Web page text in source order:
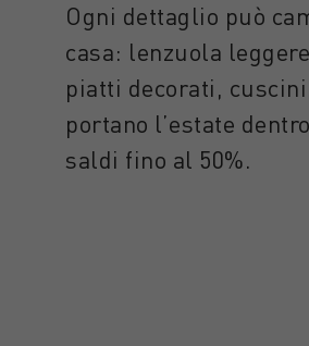
Ogni dettaglio può
casa: lenzuola
piatti decorati,
portano l’estate
saldi fino al 50%.